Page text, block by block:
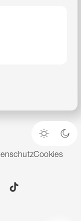
Heller
Cookies
Linkedin